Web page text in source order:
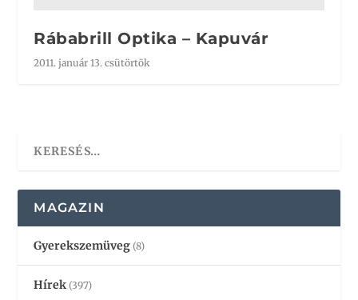
Rábabrill Optika – Kapuvár
2011. január 13. csütörtök
MAGAZIN
Gyerekszemüveg (8)
Hírek (397)